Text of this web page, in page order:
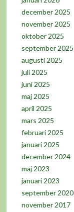
december 2025
november 2025
oktober 2025
september 2025
augusti 2025
juli 2025
juni 2025
maj 2025
april 2025
mars 2025
februari 2025
januari 2025
december 2024
maj 2023
januari 2023
september 2020
november 2017